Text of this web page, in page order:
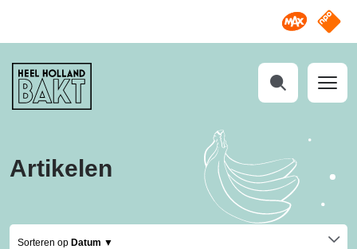
Omroep
NPO
Heel
Holland
Bakt
Artikelen
Sorteren op Datum ▼